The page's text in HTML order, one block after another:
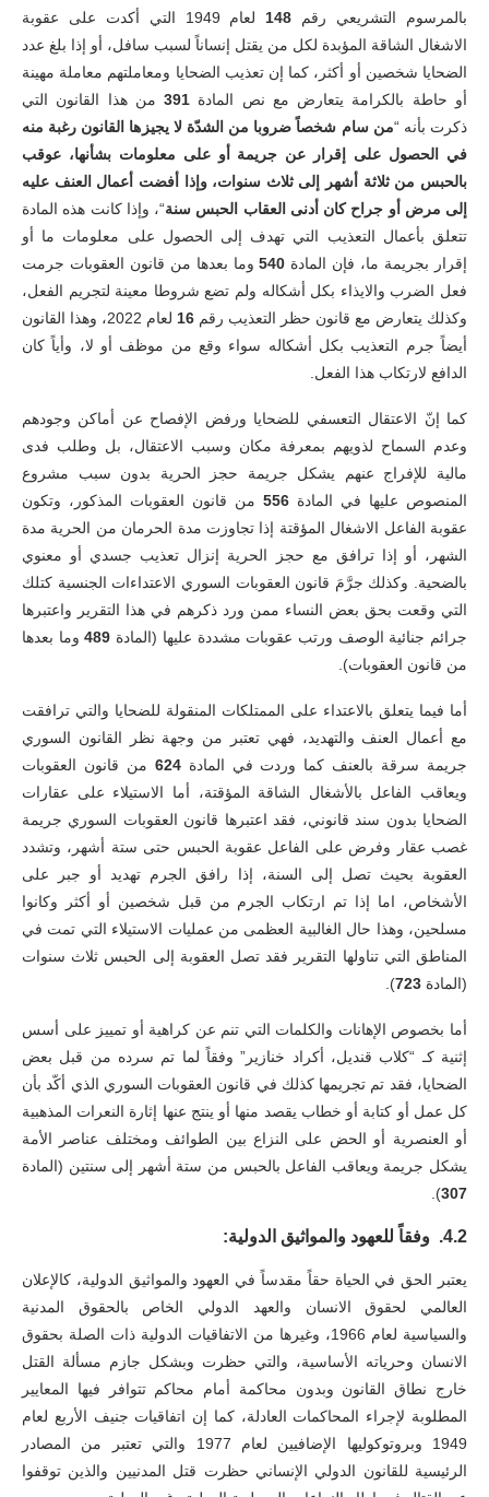
بالمرسوم التشريعي رقم 148
لعام 1949 التي أكدت على عقوبة
الاشغال الشاقة المؤبدة لكل من يقتل إنساناً لسبب سافل، أو إذا بلغ عدد
الضحايا شخصين أو أكثر، كما إن تعذيب الضحايا ومعاملتهم معاملة مهينة
أو حاطة بالكرامة يتعارض مع نص المادة 391من هذا القانون التي
ذكرت بأنه “من سام شخصاً ضروبا من الشدّة لا يجيزها القانون رغبة منه
في الحصول على إقرار عن جريمة أو على معلومات بشأنها، عوقب
بالحبس من ثلاثة أشهر إلى ثلاث سنوات، وإذا أفضت أعمال العنف عليه
إلى مرض أو جراح كان أدنى العقاب الحبس سنة“، وإذا كانت هذه المادة
تتعلق بأعمال التعذيب التي تهدف إلى الحصول على معلومات ما أو
إقرار بجريمة ما، فإن المادة 540وما بعدها من قانون العقوبات جرمت
فعل الضرب والايذاء بكل أشكاله ولم تضع شروطا معينة لتجريم الفعل،
وكذلك يتعارض مع قانون حظر التعذيب رقم 16
لعام 2022، وهذا القانون
أيضاً جرم التعذيب بكل أشكاله سواء وقع من موظف أو لا، وأياً كان
الدافع لارتكاب هذا الفعل.
كما إنّ الاعتقال التعسفي للضحايا ورفض الإفصاح عن أماكن وجودهم
وعدم السماح لذويهم بمعرفة مكان وسبب الاعتقال، بل وطلب فدى
مالية للإفراج عنهم يشكل جريمة حجز الحرية بدون سبب مشروع
المنصوص عليها في المادة 556 من قانون العقوبات المذكور، وتكون
عقوبة الفاعل الاشغال المؤقتة إذا تجاوزت مدة الحرمان من الحرية مدة
الشهر، أو إذا ترافق مع حجز الحرية إنزال تعذيب جسدي أو معنوي
بالضحية. وكذلك جرَّمَ قانون العقوبات السوري الاعتداءات الجنسية كتلك
التي وقعت بحق بعض النساء ممن ورد ذكرهم في هذا التقرير واعتبرها
جرائم جنائية الوصف ورتب عقوبات مشددة عليها (المادة 489وما بعدها
من قانون العقوبات).
أما فيما يتعلق بالاعتداء على الممتلكات المنقولة للضحايا والتي ترافقت
مع أعمال العنف والتهديد، فهي تعتبر من وجهة نظر القانون السوري
جريمة سرقة بالعنف كما وردت في المادة624 من قانون العقوبات
ويعاقب الفاعل بالأشغال الشاقة المؤقتة، أما الاستيلاء على عقارات
الضحايا بدون سند قانوني، فقد اعتبرها قانون العقوبات السوري جريمة
غصب عقار وفرض على الفاعل عقوبة الحبس حتى ستة أشهر، وتشدد
العقوبة بحيث تصل إلى السنة، إذا رافق الجرم تهديد أو جبر على
الأشخاص، اما إذا تم ارتكاب الجرم من قبل شخصين أو أكثر وكانوا
مسلحين، وهذا حال الغالبية العظمى من عمليات الاستيلاء التي تمت في
المناطق التي تناولها التقرير فقد تصل العقوبة إلى الحبس ثلاث سنوات
(المادة 723
).
أما بخصوص الإهانات والكلمات التي تنم عن كراهية أو تمييز على أسس
إثنية كـ “كلاب قنديل، أكراد خنازير” وفقاً لما تم سرده من قبل بعض
الضحايا، فقد تم تجريمها كذلك في قانون العقوبات السوري الذي أكّد بأن
كل عمل أو كتابة أو خطاب يقصد منها أو ينتج عنها إثارة النعرات المذهبية
أو العنصرية أو الحض على النزاع بين الطوائف ومختلف عناصر الأمة
يشكل جريمة ويعاقب الفاعل بالحبس من ستة أشهر إلى سنتين (المادة
307
).
4.2. وفقاً للعهود والمواثيق الدولية:
يعتبر الحق في الحياة حقاً مقدساً في العهود والمواثيق الدولية، كالإعلان
العالمي لحقوق الانسان والعهد الدولي الخاص بالحقوق المدنية
والسياسية لعام 1966، وغيرها من الاتفاقيات الدولية ذات الصلة بحقوق
الانسان وحرياته الأساسية، والتي حظرت وبشكل جازم مسألة القتل
خارج نطاق القانون وبدون محاكمة أمام محاكم تتوافر فيها المعايير
المطلوبة لإجراء المحاكمات العادلة، كما إن اتفاقيات جنيف الأربع لعام
1949 وبروتوكوليها الإضافيين لعام 1977 والتي تعتبر من المصادر
الرئيسية للقانون الدولي الإنساني حظرت قتل المدنيين والذين توقفوا